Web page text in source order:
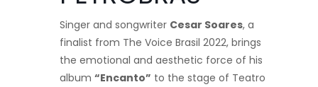
Singer and songwriter Cesar Soares, a
finalist from The Voice Brasil 2022, brings
the emotional and aesthetic force of his
album “Encanto” to the stage of Teatro